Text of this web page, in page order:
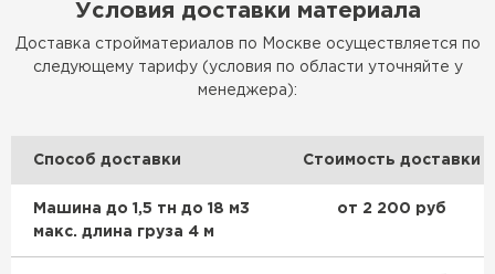
Условия доставки материала
Доставка стройматериалов по Москве осуществляется по
следующему тарифу (условия по области уточняйте у
менеджера):
Способ доставки Стоимость доставки
Машина до 1,5 тн до 18 м3
макс. длина груза 4 м
от 2 200 руб